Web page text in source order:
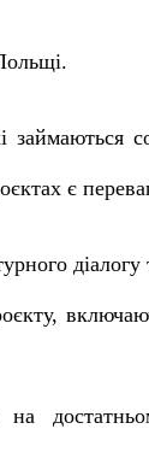
займаються
є